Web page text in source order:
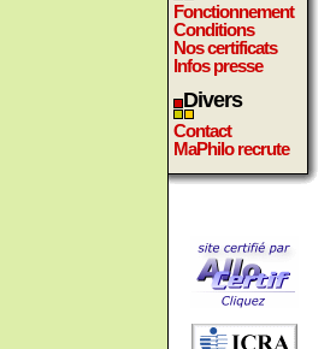
Fonctionnement
Conditions
Nos certificats
Infos presse
Divers
Contact
MaPhilo recrute